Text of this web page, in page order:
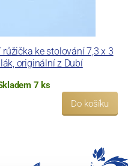
růžička ke stolování 7,3 x 3
originální z Dubí
7 ks
Do košíku